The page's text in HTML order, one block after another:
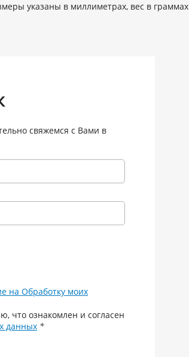
указаны в миллиметрах, вес в граммах
свяжемся с Вами в
на Обработку моих
что ознакомлен и согласен
данных *